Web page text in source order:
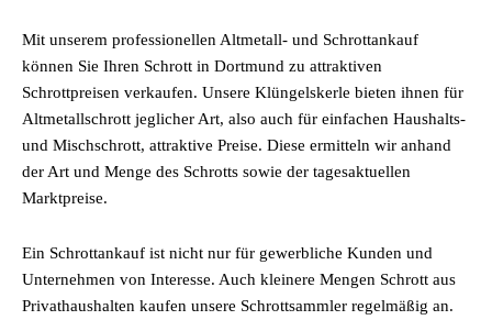
Mit unserem professionellen Altmetall- und Schrottankauf
können Sie Ihren Schrott in Dortmund zu attraktiven
Schrottpreisen verkaufen. Unsere Klüngelskerle bieten ihnen für
Altmetallschrott jeglicher Art, also auch für einfachen Haushalts-
und Mischschrott, attraktive Preise. Diese ermitteln wir anhand
der Art und Menge des Schrotts sowie der tagesaktuellen
Marktpreise.
Ein Schrottankauf ist nicht nur für gewerbliche Kunden und
Unternehmen von Interesse. Auch kleinere Mengen Schrott aus
Privathaushalten kaufen unsere Schrottsammler regelmäßig an.